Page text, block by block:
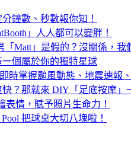
鐘數、秒數報你知！
」人人都可以變胖！
「Matt」是假的？沒關係，
一個屬於你的獨特星球
時掌握颱風動態、地震速報
？那就來 DIY「足底按摩」
表情，賦予照片生命力！
把球桌大切八塊啦！